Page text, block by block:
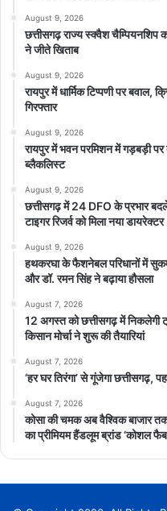
August 9, 2026
छत्तीसगढ़ राज्य स्क्वैश चैम्पियनशिप
ने जीते खिताब
August 9, 2026
रायपुर में धार्मिक टिप्पणी पर
गिरफ्तार
August 9, 2026
रायपुर में भवन परमिशन में गड़बड़ी पर
ब्लैकलिस्ट
August 9, 2026
छत्तीसगढ़ में 24 DFO के प्रभार
टाइगर रिजर्व को मिला नया डायरेक्टर
August 9, 2026
हथकरघा के फैशनेबल परिधानों में
और डॉ. रमन सिंह ने बढ़ाया हौसला
August 7, 2026
12 अगस्त को छत्तीसगढ़ में निकलेगी
किसान मोर्चा ने शुरू की तैयारियां
August 7, 2026
‘हर घर तिरंगा’ से गूंजेगा छत्तीसगढ़,
August 7, 2026
कोसा की चमक अब वैश्विक बाजार
का प्रीमियम हैंडलूम ब्रांड ‘कोशल